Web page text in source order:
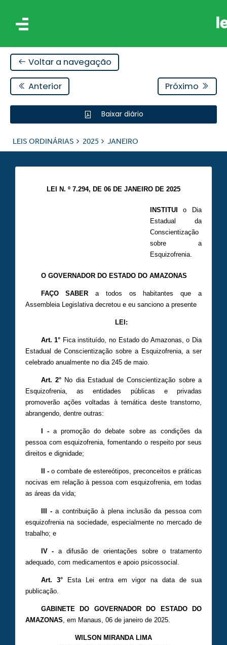
Voltar a navegação
Anterior Próximo
Baixar diário
LEIS ORDINÁRIAS 2025 JANEIRO
LEI N. º 7.294, DE 06 DE JANEIRO DE 2025
INSTITUI
o Dia
Estadual da
Conscientização
sobre a
Esquizofrenia.
O GOVERNADOR DO ESTADO DO AMAZONAS
FAÇO SABER a todos os habitantes que a
Assembleia Legislativa decretou e eu sanciono a presente
LEI:
Art. 1° Fica instituído, no Estado do Amazonas, o Dia
Estadual de Conscientização sobre a Esquizofrenia, a ser
celebrado anualmente no dia 245 de maio.
Art. 2° No dia Estadual de Conscientização sobre a
Esquizofrenia, as entidades públicas e privadas
promoverão ações voltadas à temática deste transtorno,
abrangendo, dentre outras:
I -a promoção do debate sobre as condições da
pessoa com esquizofrenia, fomentando o respeito por seus
direitos e dignidade;
II -o combate de estereótipos, preconceitos e práticas
nocivas em relação à pessoa com esquizofrenia, em todas
as áreas da vida;
III - a contribuição à plena inclusão da pessoa com
esquizofrenia na sociedade, especialmente no mercado de
trabalho; e
IV - a difusão de orientações sobre o tratamento
adequado, com medicamentos e apoio psicossocial.
Art. 3°Esta Lei entra em vigor na data de sua
publicação.
GABINETE DO GOVERNADOR DO ESTADO DO
AMAZONAS , em Manaus, 06 de janeiro de 2025.
WILSON MIRANDA LIMA